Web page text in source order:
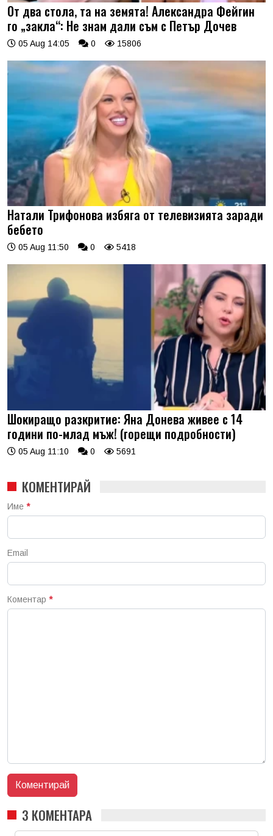
От два стола, та на земята! Александра Фейгин
го „закла“: Не знам дали съм с Петър Дочев
05 Aug 14:05 0 15806
Натали Трифонова избяга от телевизията заради
бебето
05 Aug 11:50 0 5418
Шокиращо разкритие: Яна Донева живее с 14
години по-млад мъж! (горещи подробности)
05 Aug 11:10 0 5691
КОМЕНТИРАЙ
Име *
Email
Коментар *
3 КОМЕНТАРА